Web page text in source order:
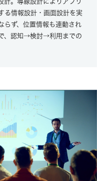
計。導線設計によりアプリ
る情報設計・画面設計を実
らず、位置情報も連動され
、認知→検討→利用までの